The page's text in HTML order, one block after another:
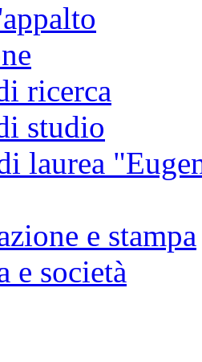
ricerca
studio
laurea
e stampa
e società